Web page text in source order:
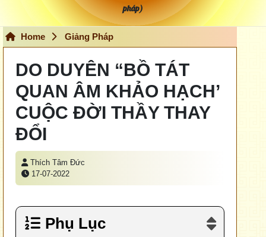
pháp)
Home Giảng Pháp
DO DUYÊN “BỒ TÁT
QUAN ÂM KHẢO HẠCH’
CUỘC ĐỜI THẦY THAY
ĐỔI
Thích Tâm Đức
17-07-2022
Phụ Lục